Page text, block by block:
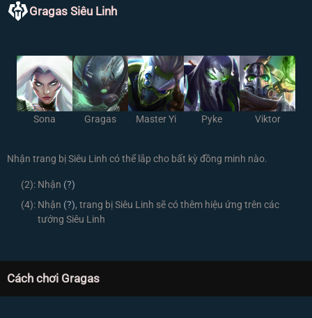
Gragas Siêu Linh
Sona Gragas Master Yi Pyke Viktor
Nhận trang bị Siêu Linh có thể lắp cho bất kỳ đồng minh nào.
(2): Nhận (?)
(4): Nhận (?), trang bị Siêu Linh sẽ có thêm hiệu ứng trên các
tướng Siêu Linh
Cách chơi Gragas